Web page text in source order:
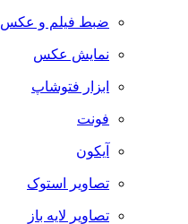
ضبط فيلم و عكس
نمایش عکس
ابزار فتوشاپ
فونت
آیکون
تصاویر استوک
تصاویر لایه باز